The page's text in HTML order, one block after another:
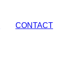
CONTACT